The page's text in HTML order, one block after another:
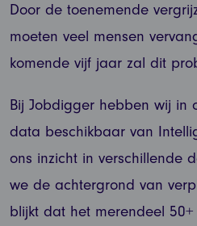
Door de toenemende
moeten veel mensen
komende vijf jaar zal dit
Bij Jobdigger hebben wij in
data beschikbaar van
ons inzicht in verschillende
we de achtergrond van
blijkt dat het merendeel